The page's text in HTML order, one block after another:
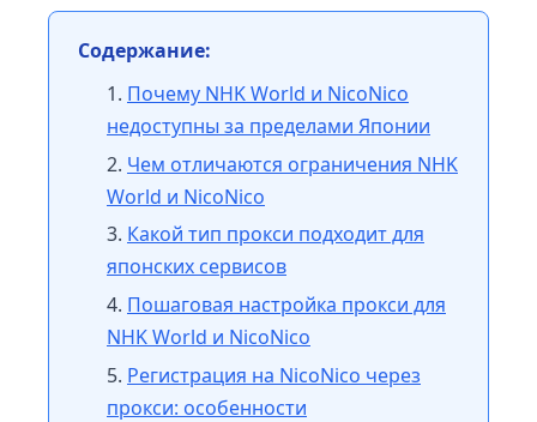
Содержание:
Почему NHK World и NicoNico
недоступны за пределами Японии
Чем отличаются ограничения NHK
World и NicoNico
Какой тип прокси подходит для
японских сервисов
Пошаговая настройка прокси для
NHK World и NicoNico
Регистрация на NicoNico через
прокси: особенности